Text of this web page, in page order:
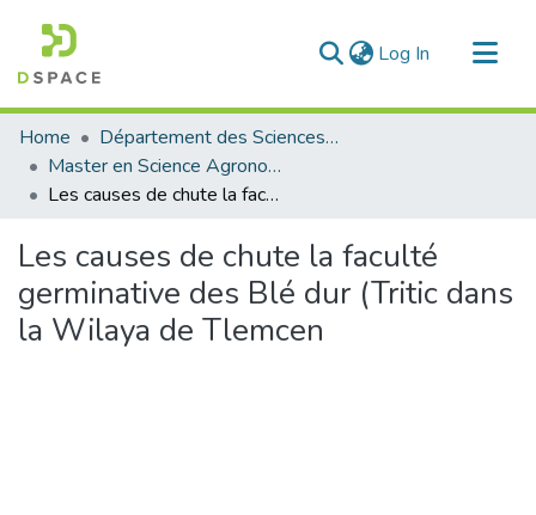
Log In (current)
Communities & Collections
All of DSpace
Statistics
Home
Département des Sciences Agronomiques et Forestières
Master en Science Agronomie
Les causes de chute la faculté germinative des Blé dur (Tritic dans la Wilaya de Tlemcen
Les causes de chute la faculté
germinative des Blé dur (Tritic dans
la Wilaya de Tlemcen